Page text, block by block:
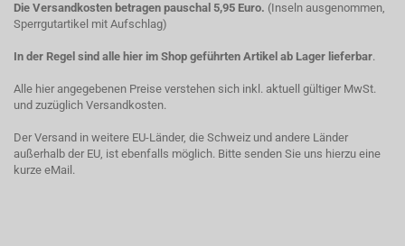
Die Versandkosten betragen pauschal 5,95 Euro. (Inseln ausgenommen,
Sperrgutartikel mit Aufschlag)
In der Regel sind alle hier im Shop geführten Artikel ab Lager lieferbar.
Alle hier angegebenen Preise verstehen sich inkl. aktuell gültiger MwSt.
und zuzüglich Versandkosten.
Der Versand in weitere EU-Länder, die Schweiz und andere Länder
außerhalb der EU, ist ebenfalls möglich. Bitte senden Sie uns hierzu eine
kurze eMail.